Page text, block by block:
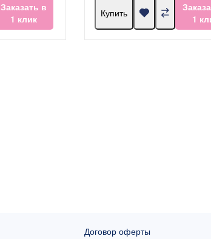
Заказать в
1 клик
Купить
1
Договор оферты